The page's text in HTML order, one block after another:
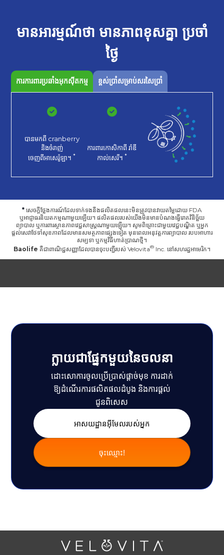
មានអារម្មណ៍ថា មានភាពខុសគ្នា ប្រចាំ
ថ្ងៃ
ការការពារប្រឆាំងអុកស៊ីតកម្ម ខ្ពស់ប្រាំសម្រាប់សរសៃប្រាំ
បានមកពី cranberry
និងចំរាញ់
ចេញពីអាសេរ៉ូឡា។ *
ការពារកោសិកាពី រ៉ាឌី
កាល់សេរី។ *
* សេចក្តីថ្លែងការណ៍ដែលទាក់ទងនឹងផលិតផលនេះមិនត្រូវបានវាយតម្លៃដោយ FDA
ឬអាជ្ញាធរនិយតកម្មណាមួយឡើយ។ ផលិតផលរបស់យើងមិនមានបំណងធ្វើរោគវិនិច្ឆ័យ
ព្យាបាល ឬការពារស្ថានភាពវេជ្ជសាស្ត្រណាមួយឡើយ។ សូមពិគ្រោះជាមួយវេជ្ជបណ្ឌិត ឬអ្នក
ផ្តល់សេវាថែទាំសុខភាពដែលមានសមត្ថភាពផ្សេងទៀត មុនពេលអនុវត្តការព្យាបាល របបអាហារ
សម្បទា ឬកម្មវិធីហាត់ប្រាណថ្មី។
Baolife គឺជាពាណិជ្ជសញ្ញាដែលបានចុះបញ្ជីរបស់ Velovita Inc. នៅសហរដ្ឋអាមេរិក។
ក្លាយជាផ្នែកមួយនៃចលនា
ដោះសោការចូលប្រើប្រាស់ផ្តាច់មុខ ការដាក់
ឱ្យដំណើរការផលិតផលដំបូង និងការផ្តល់
ជូនពិសេស